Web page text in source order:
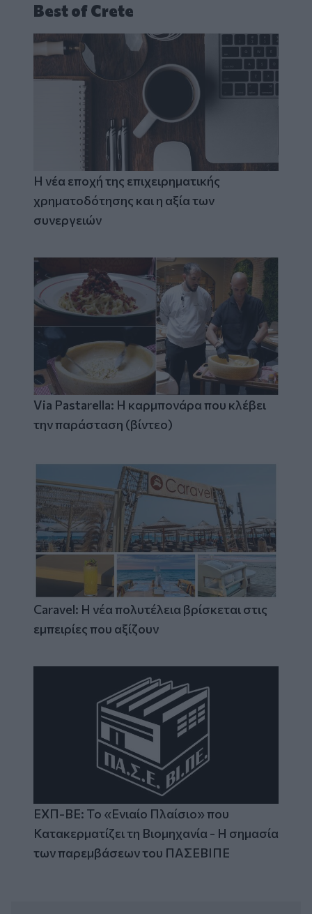
Best of Crete
Η νέα εποχή της επιχειρηματικής
χρηματοδότησης και η αξία των
συνεργειών
Via Pastarella: Η καρμπονάρα που κλέβει
την παράσταση (βίντεο)
Caravel: Η νέα πολυτέλεια βρίσκεται στις
εμπειρίες που αξίζουν
ΕΧΠ-ΒΕ: Το «Ενιαίο Πλαίσιο» που
Κατακερματίζει τη Βιομηχανία - Η σημασία
των παρεμβάσεων του ΠΑΣΕΒΙΠΕ